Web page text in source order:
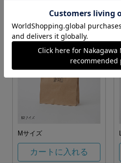
カートに入れる
Mサイズ
カートに入れる